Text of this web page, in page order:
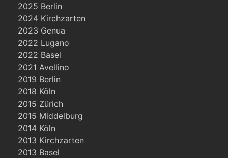
2025 Berlin
2024 Kirchzarten
2023 Genua
2022 Lugano
2022 Basel
2021 Avellino
2019 Berlin
2018 Köln
2015 Zürich
2015 Middelburg
2014 Köln
2013 Kirchzarten
2013 Basel